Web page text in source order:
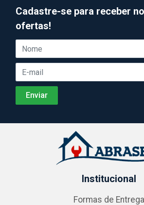
Cadastre-se para receber
ofertas!
Institucional
Formas de Entrega